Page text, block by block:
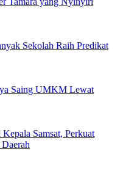
Sekolah Raih Predikat
Saing UMKM Lewat
Samsat, Perkuat